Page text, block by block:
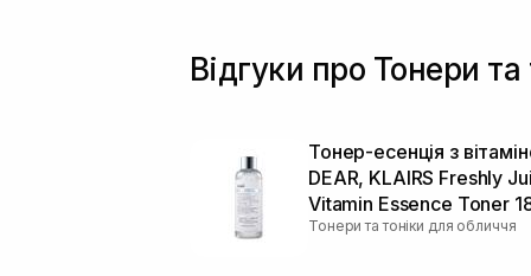
Протеїни пшениці(+1)
Ретиніл пальмітат
Саліцилова кислота (+11)
Відгуки про Тонери та
Тонер-есенція з
DEAR, KLAIRS Freshly
Vitamin Essence Toner
Тонери та тоніки для обличчя